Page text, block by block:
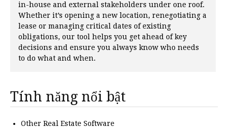
in-house and external stakeholders under one roof.
Whether it’s opening a new location, renegotiating a
lease or managing critical dates of existing
obligations, our tool helps you get ahead of key
decisions and ensure you always know who needs
to do what and when.
Tính năng nổi bật
Other Real Estate Software